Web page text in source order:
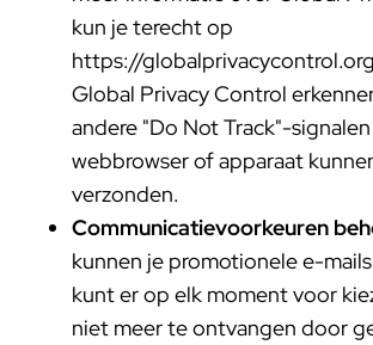
kun je terecht op
https://
Global Privacy Control
andere "Do Not Track"-
webbrowser of apparaat
verzonden.
Communicatievoorkeuren
kunnen je promotionele e-
kunt er op elk moment voor
niet meer te ontvangen door